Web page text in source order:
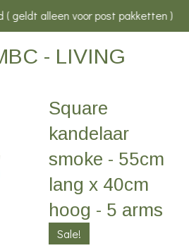
- LIVING
( geldt alleen voor post pakketten )
Square
kandelaar
smoke - 55cm
lang x 40cm
hoog - 5 arms
Sale!